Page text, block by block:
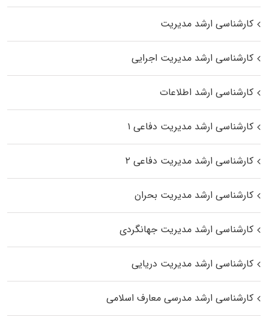
کارشناسی ارشد مدیریت
کارشناسی ارشد مدیریت اجرایی
کارشناسی ارشد اطلاعات
کارشناسی ارشد مدیریت دفاعی ۱
کارشناسی ارشد مدیریت دفاعی ۲
کارشناسی ارشد مدیریت بحران
کارشناسی ارشد مدیریت جهانگردی
کارشناسی ارشد مدیریت دریایی
کارشناسی ارشد مدرسی معارف اسلامی